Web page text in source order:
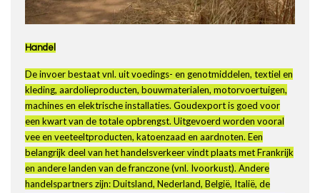
Handel
De invoer bestaat vnl. uit voedings- en genotmiddelen, textiel en
kleding, aardolieproducten, bouwmaterialen, motorvoertuigen,
machines en elektrische installaties. Goudexport is goed voor
een kwart van de totale opbrengst. Uitgevoerd worden vooral
vee en veeteeltproducten, katoenzaad en aardnoten. Een
belangrijk deel van het handelsverkeer vindt plaats met Frankrijk
en andere landen van de franczone (vnl. Ivoorkust). Andere
handelspartners zijn: Duitsland, Nederland, België, Italië, de